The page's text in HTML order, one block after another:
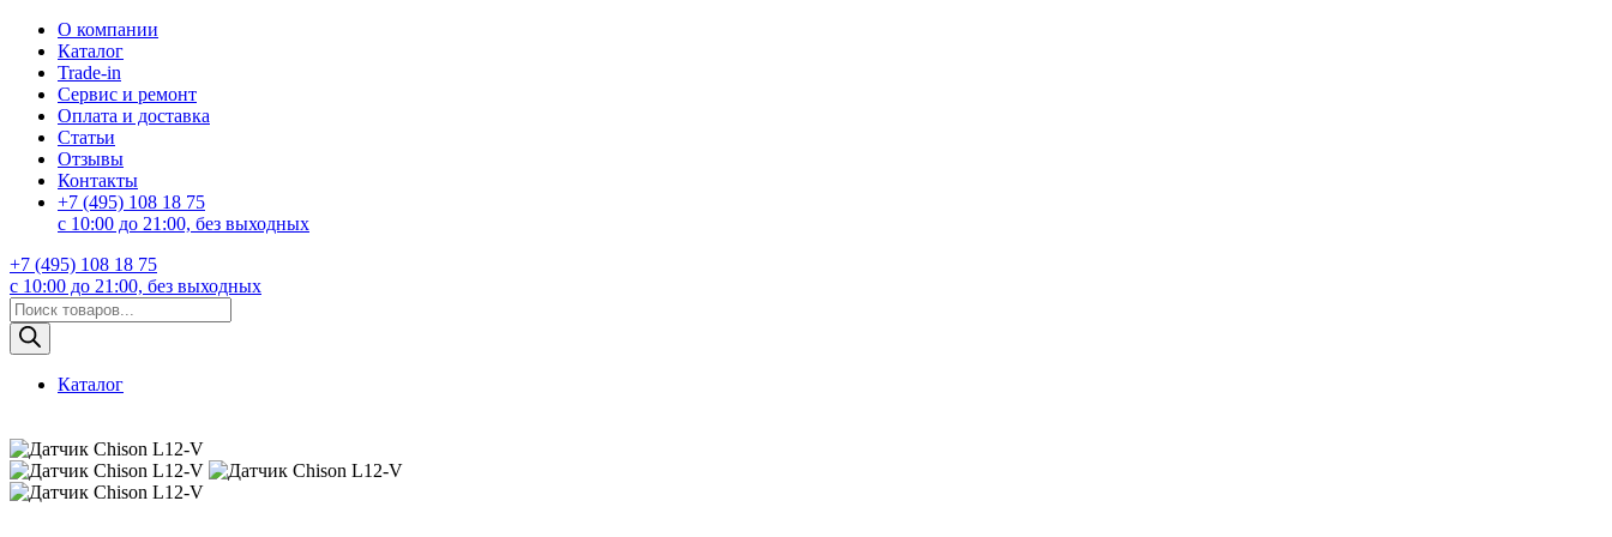
О компании
Каталог
Trade-in
Сервис и ремонт
Оплата и доставка
Статьи
Отзывы
Контакты
+7 (495) 108 18 75
с 10:00 до 21:00, без выходных
+7 (495) 108 18 75
с 10:00 до 21:00, без выходных
Поиск
товаров
Каталог